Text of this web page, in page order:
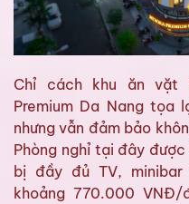
Chỉ cách khu ăn vặt
Premium Da Nang tọa
nhưng vẫn đảm bảo
Phòng nghỉ tại đây
bị đầy đủ TV,
khoảng 770.000